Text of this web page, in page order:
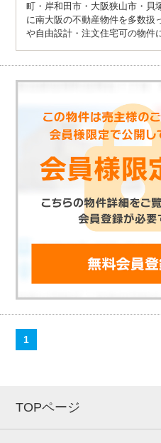
町・岸和田市・大阪狭山市・貝
に南大阪の不動産物件を多数扱
や自由設計・注文住宅可の物件
1
TOPページ